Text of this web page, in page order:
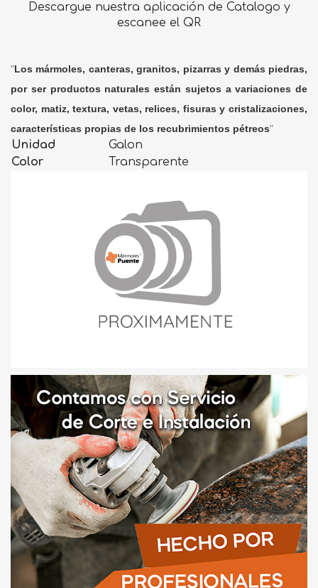
Descargue nuestra aplicación de Catalogo y
escanee el QR
"Los mármoles, canteras, granitos, pizarras y demás piedras,
por ser productos naturales están sujetos a variaciones de
color, matiz, textura, vetas, relices, fisuras y cristalizaciones,
características propias de los recubrimientos pétreos"
Unidad
Galon
Color
Transparente